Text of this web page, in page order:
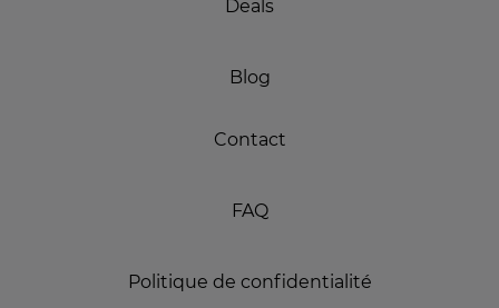
Deals
Blog
Contact
FAQ
Politique de confidentialité